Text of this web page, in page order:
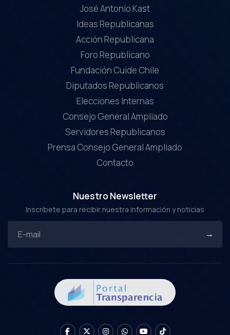
José Antonio Kast
Ideas Republicanas
Acción Republicana
Foro Republicano
Fundación Cuide Chile
Diputados Republicanos
Elecciones Internas
Consejo General Ampliado
Servidores Republicanos
Prensa Consejo General Ampliado
Contacto
Nuestro Newsletter
Inscríbete para recibir nuestra información y noticias